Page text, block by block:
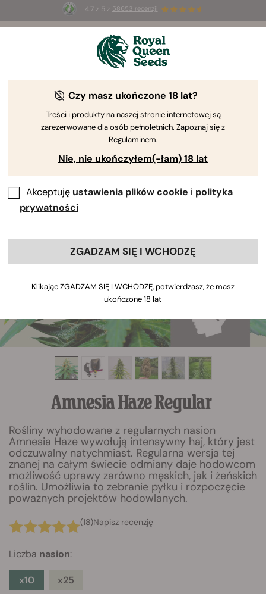
4.7 z 5 z 58653 recenzji
Summer Sales: do 50% zniżki
na wybrane produkty ⏤
Amnesia Haze Regular
Rośliny wyhodowane z regularnych nasion
Amnesia Haze wywołują intensywny haj, który jest
odczuwalny natychmiast. Regularna wersja tej
znanej na całym świecie odmiany daje hodowcom
możliwość uprawy zarówno męskich, jak i żeńskich
roślin. Umożliwia to zebranie pyłku i rozpoczęcie
poważnych projektów hodowlanych.
(18)Napisz recenzję
Liczba nasion:
x10 x25
Czy masz ukończone 18 lat?
Treści i produkty na naszej stronie internetowej są
zarezerwowane dla osób pełnoletnich. Zapoznaj się z
Regulaminem.
Nie, nie ukończyłem(-łam) 18 lat
Akceptuję ustawienia plików cookie i polityka
prywatności
ZGADZAM SIĘ I WCHODZĘ
Klikając ZGADZAM SIĘ I WCHODZĘ, potwierdzasz, że masz
ukończone 18 lat